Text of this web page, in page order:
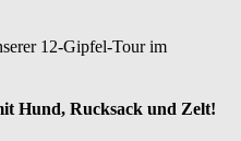
12-Gipfel-Tour im
Hund, Rucksack und Zelt!